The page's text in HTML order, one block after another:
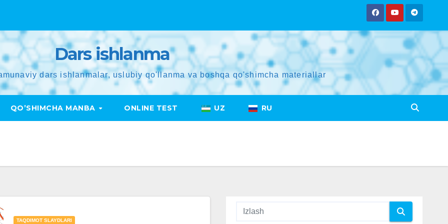
Dars ishlanma
dars ishlanmalar, uslubiy qo'llanma va boshqa qo'shimcha materiallar
QO’SHIMCHA MANBA ONLINE TEST UZ RU
TAQDIMOT SLAYDLARI